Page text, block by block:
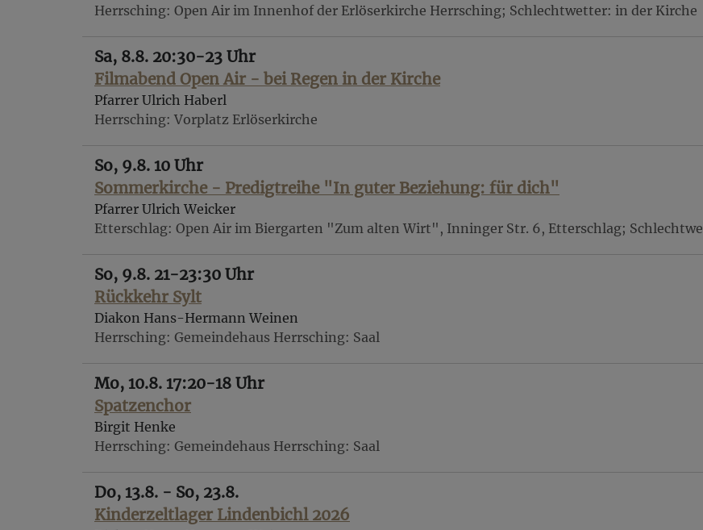
Herrsching Open Air im Innenhof der Erlöserkirche Herrsching; Schlechtwetter: in der Kirche
Sa, 8.8. 20:30-23 Uhr
Filmabend Open Air - bei Regen in der Kirche
Pfarrer Ulrich Haberl
Herrsching Vorplatz Erlöserkirche
So, 9.8. 10 Uhr
Sommerkirche - Predigtreihe "In guter Beziehung: für dich"
Pfarrer Ulrich Weicker
Etterschlag Open Air im Biergarten "Zum alten Wirt", Inninger Str. 6, Etterschlag;
So, 9.8. 21-23:30 Uhr
Rückkehr Sylt
Diakon Hans-Hermann Weinen
Herrsching Gemeindehaus Herrsching: Saal
Mo, 10.8. 17:20-18 Uhr
Spatzenchor
Birgit Henke
Herrsching Gemeindehaus Herrsching: Saal
Do, 13.8. - So, 23.8.
Kinderzeltlager Lindenbichl 2026